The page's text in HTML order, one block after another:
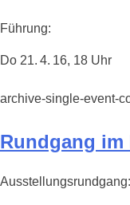
Führung:
Do 21. 4. 16, 18 Uhr
archive-single-event-
Rundgang im
Ausstellungsrundgang: